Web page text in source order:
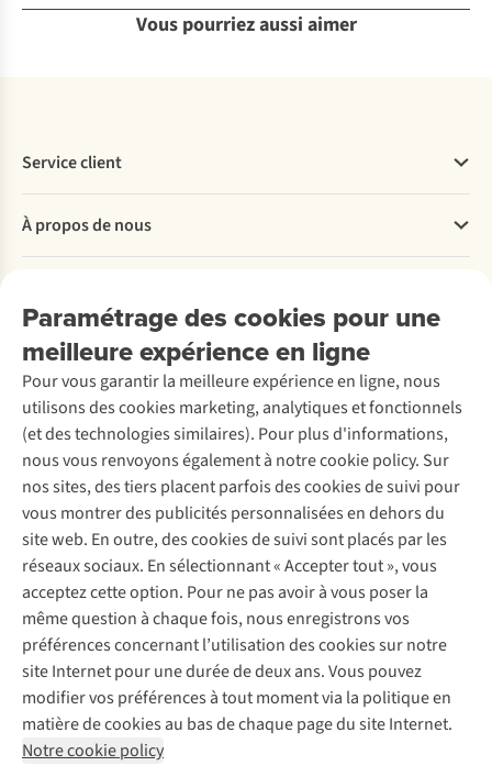
Vous pourriez aussi aimer
Paramétrage des cookies pour une
meilleure expérience en ligne
Pour vous garantir la meilleure expérience en ligne, nous
utilisons des cookies marketing, analytiques et fonctionnels
(et des technologies similaires). Pour plus d'informations,
nous vous renvoyons également à notre cookie policy. Sur
nos sites, des tiers placent parfois des cookies de suivi pour
vous montrer des publicités personnalisées en dehors du
site web. En outre, des cookies de suivi sont placés par les
réseaux sociaux. En sélectionnant « Accepter tout », vous
acceptez cette option. Pour ne pas avoir à vous poser la
même question à chaque fois, nous enregistrons vos
préférences concernant l’utilisation des cookies sur notre
site Internet pour une durée de deux ans. Vous pouvez
modifier vos préférences à tout moment via la politique en
matière de cookies au bas de chaque page du site Internet.
Notre cookie policy
Service client
Commander
Payer
Retourner
Rétractation d'une commande
Entretien & réparations
Garantie
Contactez-nous
À propos de nous
Entreprise responsable
À propos d’Ayacucho
Nos magasins
À propos d’A.S.Adventure
Déclaration d'accessibilité
Location / Location sports d’hiver
Seconde-main
Entretien de ski
Service de lavage
Entretien de chaussures
Réparation de chaussures
Réparation de vêtements
Retouches
Pour les entreprises
Découvrez
A.S.Magazine
Explore Camp
Expertise & conseils
Abonnez-vous à la newsletter
Suivez-nous
Mentions légales
Politique de confidentialité
Conditions générales
Cookie Policy